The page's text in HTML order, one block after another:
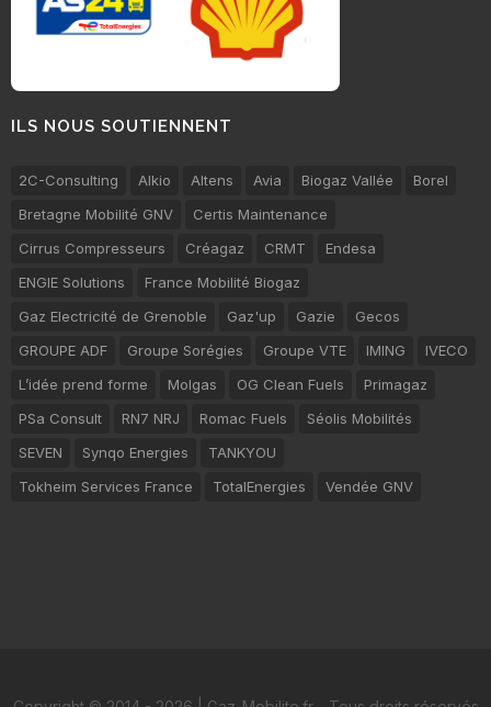
ILS NOUS SOUTIENNENT
2C-Consulting Alkio Altens Avia Biogaz Vallée
Borel
Bretagne Mobilité GNV
Certis Maintenance
Cirrus Compresseurs
Créagaz CRMT
Endesa
ENGIE Solutions
France Mobilité Biogaz
Gaz Electricité de Grenoble
Gaz'up Gazie
Gecos
GROUPE ADF
Groupe Sorégies Groupe VTE IMING
IVECO
L’idée prend forme
Molgas OG Clean Fuels
Primagaz
PSa Consult
RN7 NRJ Romac Fuels
Séolis Mobilités
SEVEN
Synqo Energies
TANKYOU
Tokheim Services France
TotalEnergies Vendée GNV